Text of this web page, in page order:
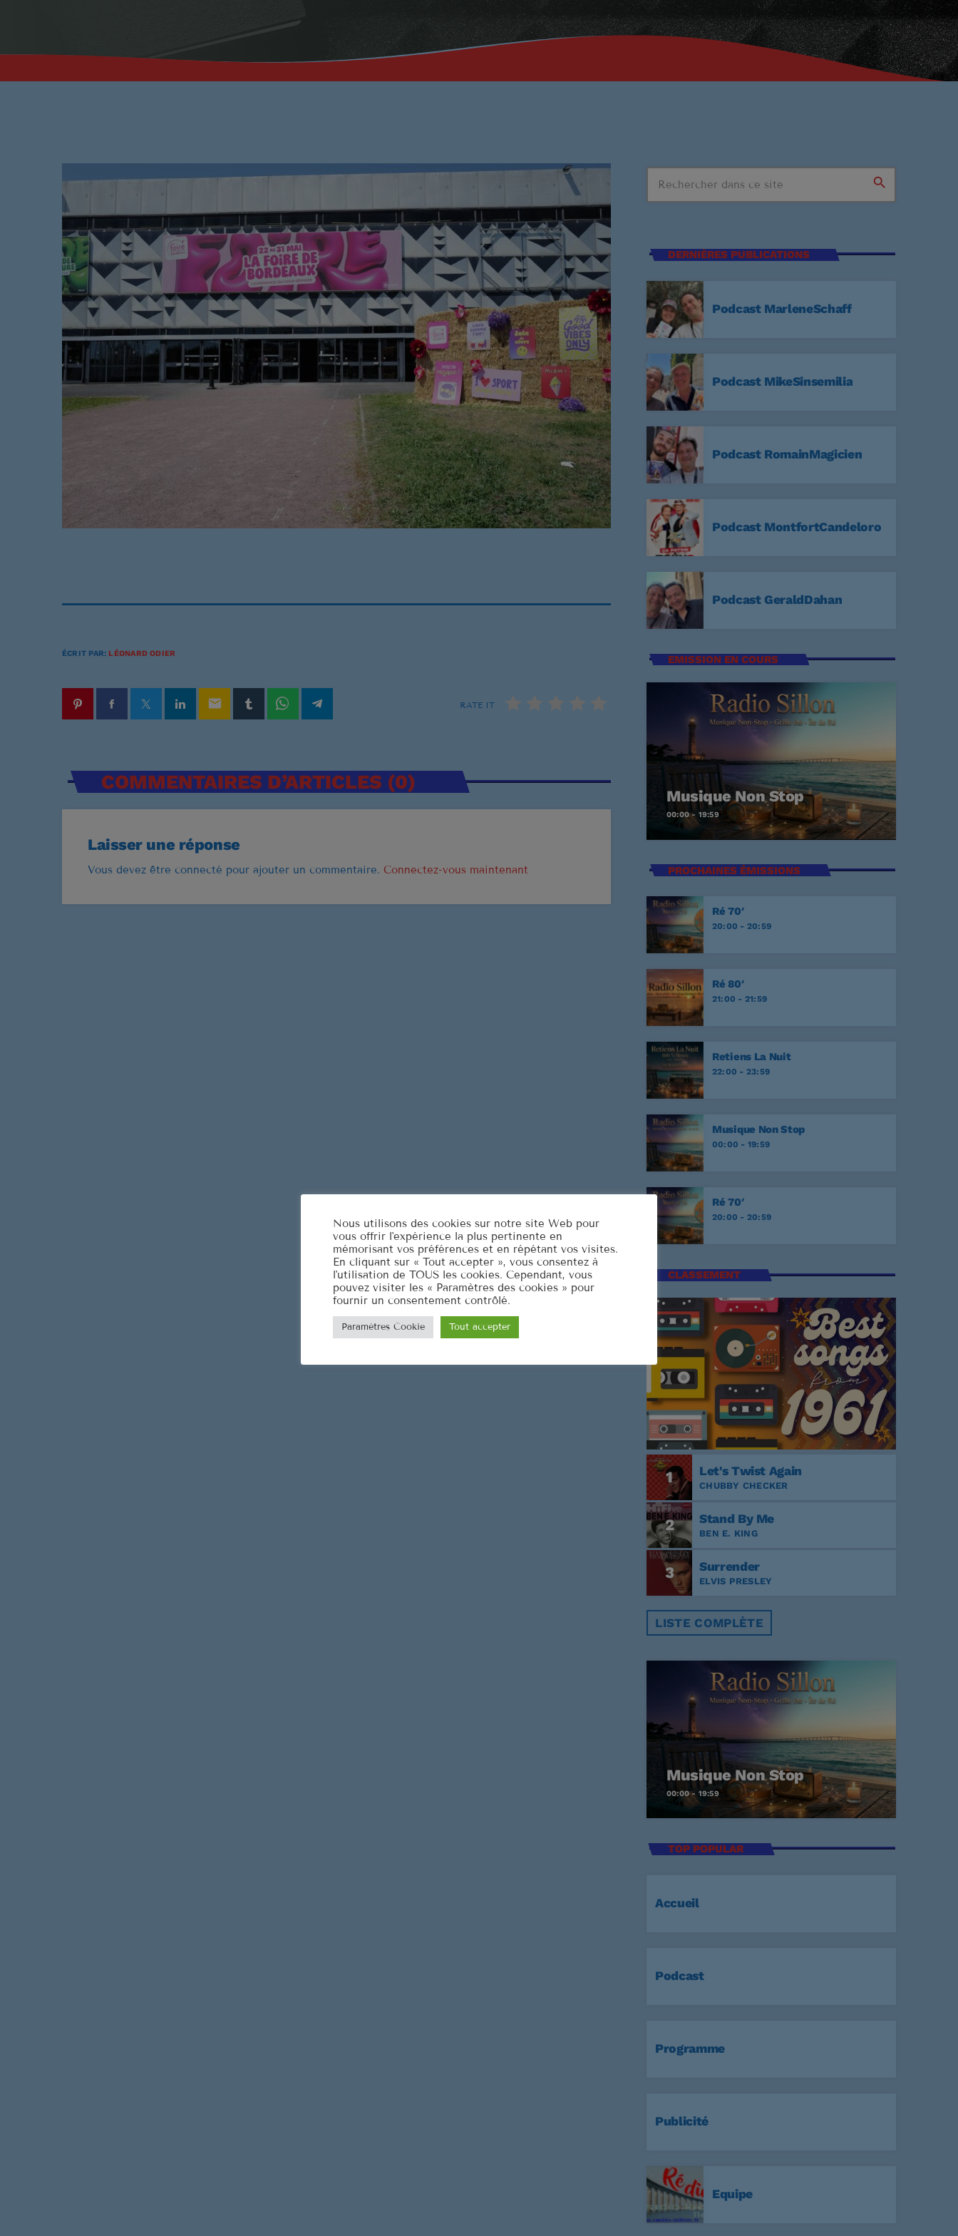
Musique Non Stop
00:00 - 19:59
PROCHAINES ÉMISSIONS
Ré 70′
20:00 - 20:59
Ré 80′
21:00 - 21:59
Retiens La Nuit
22:00 - 23:59
Musique Non Stop
20:00 - 20:59
US Top 1961
CHUBBY CHECKER
Stand By Me
It's Now or Never
ELVIS PRESLEY
ROCCO GRANATA
ÉCRIT PAR: LÉONARD ODIER
email RATE IT
COMMENTAIRES D’ARTICLES (0)
Laisser une réponse
Vous devez être connecté pour ajouter un commentaire. Connectez-vous maintenant
search
DERNIÈRES PUBLICATIONS
Podcast MarleneSchaff
Podcast MikeSinsemilia
Podcast RomainMagicien
Podcast MontfortCandeloro
Podcast GeraldDahan
EMISSION EN COURS
Musique Non Stop
00:00 - 19:59
PROCHAINES ÉMISSIONS
Ré 70′
20:00 - 20:59
Ré 80′
21:00 - 21:59
Retiens La Nuit
22:00 - 23:59
Musique Non Stop
00:00 - 19:59
Ré 70′
20:00 - 20:59
CLASSEMENT
1 Let's Twist Again
CHUBBY CHECKER
2 Stand By Me
BEN E. KING
3 Surrender
ELVIS PRESLEY
LISTE COMPLÈTE
Musique Non Stop
00:00 - 19:59
TOP POPULAR
Accueil
Podcast
Programme
Publicité
Equipe
Nous utilisons des cookies sur notre site Web pour
vous offrir l'expérience la plus pertinente en
mémorisant vos préférences et en répétant vos visites.
En cliquant sur « Tout accepter », vous consentez à
l'utilisation de TOUS les cookies. Cependant, vous
pouvez visiter les « Paramètres des cookies » pour
fournir un consentement contrôlé.
Paramètres Cookie Tout accepter